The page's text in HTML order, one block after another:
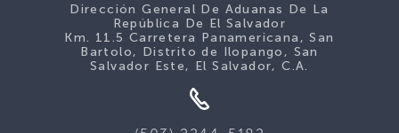
Dirección General De Aduanas De La
República De El Salvador
Km. 11.5 Carretera Panamericana, San
Bartolo, Distrito de Ilopango, San
Salvador Este, El Salvador, C.A.